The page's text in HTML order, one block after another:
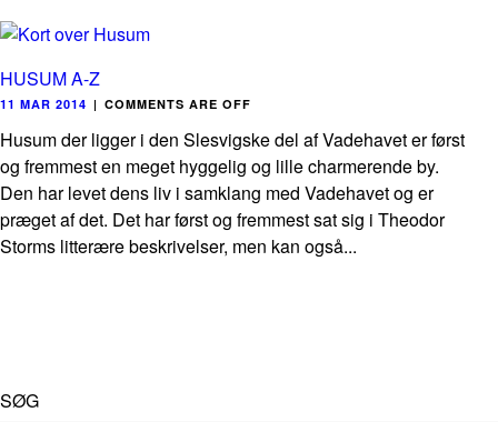
HUSUM A-Z
11 MAR 2014 | COMMENTS ARE OFF
Husum der ligger i den Slesvigske del af Vadehavet er først
og fremmest en meget hyggelig og lille charmerende by.
Den har levet dens liv i samklang med Vadehavet og er
præget af det. Det har først og fremmest sat sig i Theodor
Storms litterære beskrivelser, men kan også...
SØG